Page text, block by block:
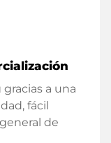
a una
fácil
de